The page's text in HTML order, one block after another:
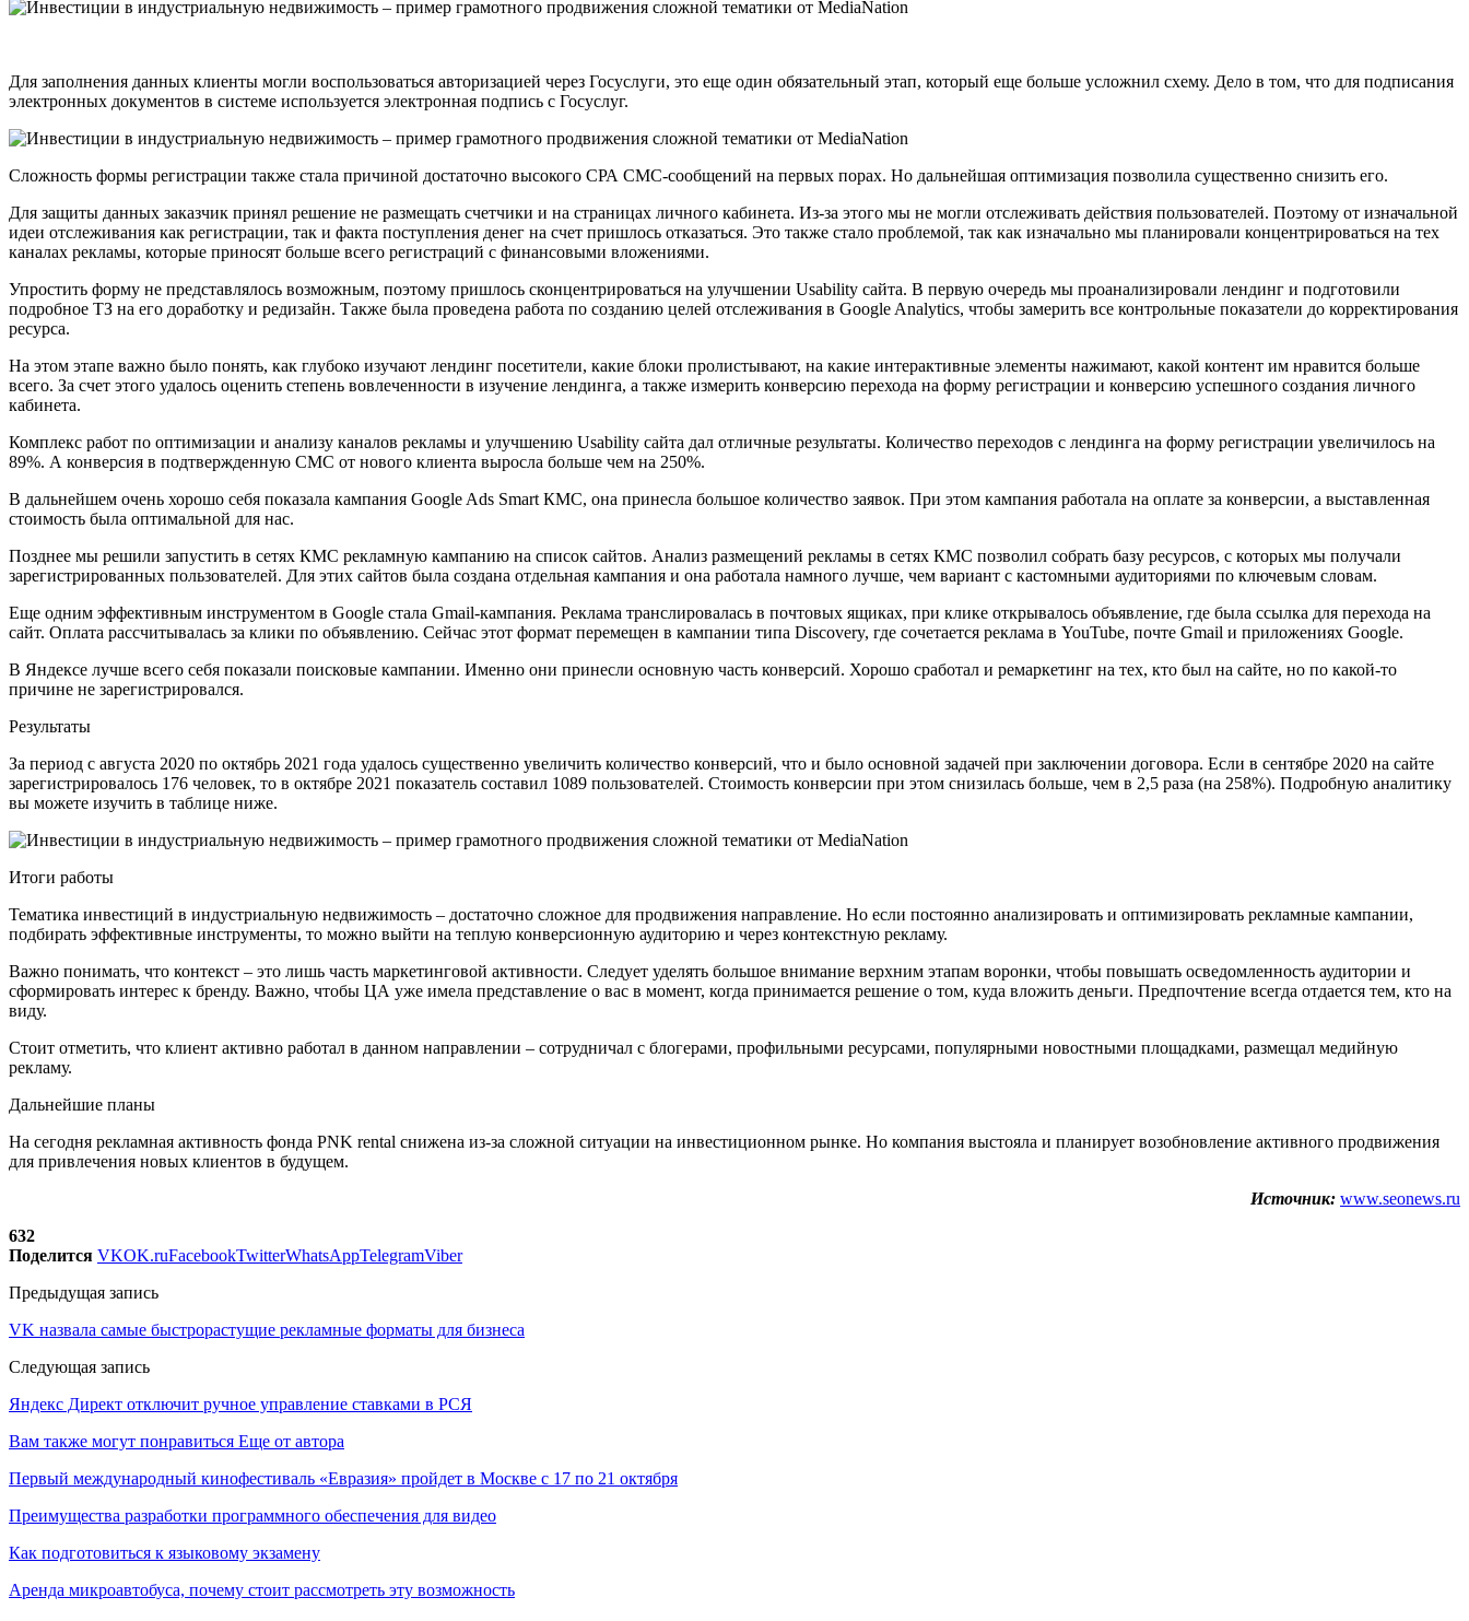
Для заполнения данных клиенты могли воспользоваться авторизацией через Госуслуги, это еще один обязательный этап, который еще больше усложнил схему. Дело в том, что для подписания
электронных документов в системе используется электронная подпись с Госуслуг.
Сложность формы регистрации также стала причиной достаточно высокого СРА СМС-сообщений на первых порах. Но дальнейшая оптимизация позволила существенно снизить его.
Для защиты данных заказчик принял решение не размещать счетчики и на страницах личного кабинета. Из-за этого мы не могли отслеживать действия пользователей. Поэтому от изначальной
идеи отслеживания как регистрации, так и факта поступления денег на счет пришлось отказаться. Это также стало проблемой, так как изначально мы планировали концентрироваться на тех
каналах рекламы, которые приносят больше всего регистраций с финансовыми вложениями.
Упростить форму не представлялось возможным, поэтому пришлось сконцентрироваться на улучшении Usability сайта. В первую очередь мы проанализировали лендинг и подготовили
подробное ТЗ на его доработку и редизайн. Также была проведена работа по созданию целей отслеживания в Google Analytics, чтобы замерить все контрольные показатели до корректирования
ресурса.
На этом этапе важно было понять, как глубоко изучают лендинг посетители, какие блоки пролистывают, на какие интерактивные элементы нажимают, какой контент им нравится больше
всего. За счет этого удалось оценить степень вовлеченности в изучение лендинга, а также измерить конверсию перехода на форму регистрации и конверсию успешного создания личного
кабинета.
Комплекс работ по оптимизации и анализу каналов рекламы и улучшению Usability сайта дал отличные результаты. Количество переходов с лендинга на форму регистрации увеличилось на
89%. А конверсия в подтвержденную СМС от нового клиента выросла больше чем на 250%.
В дальнейшем очень хорошо себя показала кампания Google Ads Smart КМС, она принесла большое количество заявок. При этом кампания работала на оплате за конверсии, а выставленная
стоимость была оптимальной для нас.
Позднее мы решили запустить в сетях КМС рекламную кампанию на список сайтов. Анализ размещений рекламы в сетях КМС позволил собрать базу ресурсов, с которых мы получали
зарегистрированных пользователей. Для этих сайтов была создана отдельная кампания и она работала намного лучше, чем вариант с кастомными аудиториями по ключевым словам.
Еще одним эффективным инструментом в Google стала Gmail-кампания. Реклама транслировалась в почтовых ящиках, при клике открывалось объявление, где была ссылка для перехода на
сайт. Оплата рассчитывалась за клики по объявлению. Сейчас этот формат перемещен в кампании типа Discovery, где сочетается реклама в YouTube, почте Gmail и приложениях Google.
В Яндексе лучше всего себя показали поисковые кампании. Именно они принесли основную часть конверсий. Хорошо сработал и ремаркетинг на тех, кто был на сайте, но по какой-то
причине не зарегистрировался.
Результаты
За период с августа 2020 по октябрь 2021 года удалось существенно увеличить количество конверсий, что и было основной задачей при заключении договора. Если в сентябре 2020 на сайте
зарегистрировалось 176 человек, то в октябре 2021 показатель составил 1089 пользователей. Стоимость конверсии при этом снизилась больше, чем в 2,5 раза (на 258%). Подробную аналитику
вы можете изучить в таблице ниже.
Итоги работы
Тематика инвестиций в индустриальную недвижимость – достаточно сложное для продвижения направление. Но если постоянно анализировать и оптимизировать рекламные кампании,
подбирать эффективные инструменты, то можно выйти на теплую конверсионную аудиторию и через контекстную рекламу.
Важно понимать, что контекст – это лишь часть маркетинговой активности. Следует уделять большое внимание верхним этапам воронки, чтобы повышать осведомленность аудитории и
сформировать интерес к бренду. Важно, чтобы ЦА уже имела представление о вас в момент, когда принимается решение о том, куда вложить деньги. Предпочтение всегда отдается тем, кто на
виду.
Стоит отметить, что клиент активно работал в данном направлении – сотрудничал с блогерами, профильными ресурсами, популярными новостными площадками, размещал медийную
рекламу.
Дальнейшие планы
На сегодня рекламная активность фонда PNK rental снижена из-за сложной ситуации на инвестиционном рынке. Но компания выстояла и планирует возобновление активного продвижения
для привлечения новых клиентов в будущем.
Источник: www.seonews.ru
632
Поделится VKOK.ruFacebookTwitterWhatsAppTelegramViber
Предыдущая запись
VK назвала самые быстрорастущие рекламные форматы для бизнеса
Следующая запись
Яндекс Директ отключит ручное управление ставками в РСЯ
Вам также могут понравиться Еще от автора
Первый международный кинофестиваль «Евразия» пройдет в Москве с 17 по 21 октября
Преимущества разработки программного обеспечения для видео
Как подготовиться к языковому экзамену
Аренда микроавтобуса, почему стоит рассмотреть эту возможность